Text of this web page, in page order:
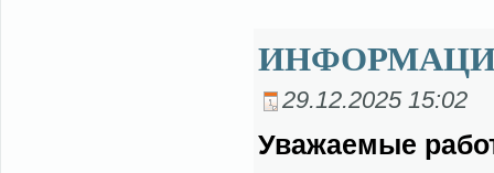
29.12.2025 15:02
Ува­жа­е­мые